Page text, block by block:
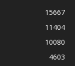
15667
11404
10080
4603